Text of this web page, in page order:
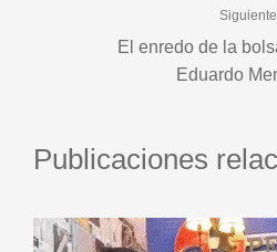
Siguiente
El enredo de la
Eduardo
Publicaciones